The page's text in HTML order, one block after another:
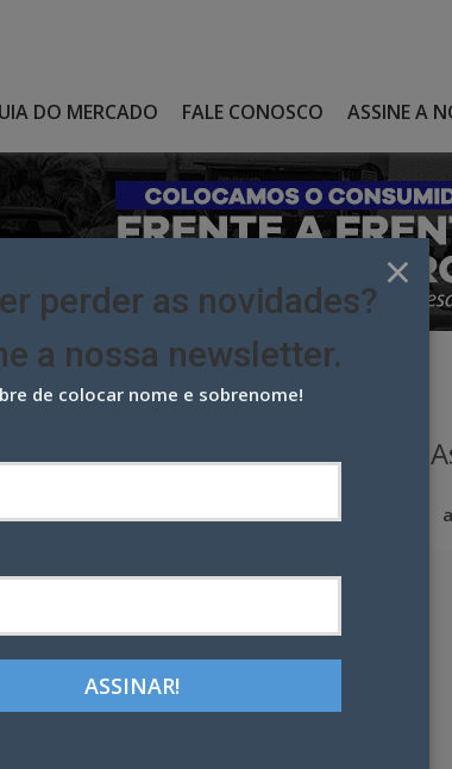
DO MERCADO FALE CONOSCO ASSINE A
RECORD DE 2024
Record de
LinkedIn Pinterest
×
perder as novidades?
a nossa newsletter.
de colocar nome e sobrenome!